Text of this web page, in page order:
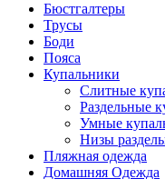
Бюстгалтеры
Трусы
Боди
Пояса
Купальники
Слитные
Раздельные
Умные
Низы
Пляжная одежда
Домашняя Одежда